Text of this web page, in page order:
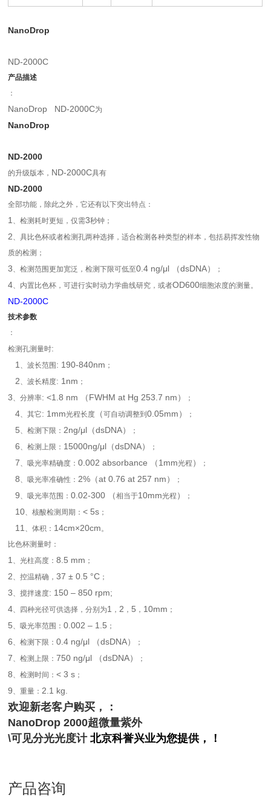
NanoDrop
ND-2000C
产品描述
：
NanoDrop ND-2000C为
NanoDrop
ND-2000
的升级版本， ND-2000C具有
ND-2000
全部功能，除此之外，它还有以下突出特点：
1 、检测耗时更短，仅需3秒钟；
2、具比色杯或者检测孔两种选择，适合检测各种类型的样本，包括易挥发性物
质的检测；
3、检测范围更加宽泛，检测下限可低至0.4 ng/μl （dsDNA） ；
4、内置比色杯，可进行实时动力学曲线研究，或者OD600细胞浓度的测量。
ND-2000C
技术参数
：
检测孔测量时:
1 、波长范围 : 190-840nm ；
2、波长精度: 1nm ；
3、分辨率: <1.8 nm （FWHM at Hg 253.7 nm） ；
4、其它: 1mm光程长度 （可自动调整到0.05mm） ；
5、检测下限：2ng/μl（dsDNA） ；
6、检测上限： 15000ng/μl（dsDNA） ；
7、吸光率精确度：0.002 absorbance （1mm光程 ） ；
8、吸光率准确性：2%（at 0.76 at 257 nm） ；
9、吸光率范围：0.02-300 （相当于10mm光程 ） ；
10、核酸检测周期：< 5s ；
11 、体积： 14cm×20cm。
比色杯测量时：
1 、光柱高度：8.5 mm ；
2、控温精确，37 ± 0.5 °C ；
3、搅拌速度: 150 – 850 rpm;
4、四种光径可供选择，分别为1 ，2 ， 5 ， 10mm ；
5、吸光率范围：0.002 – 1.5 ；
6、检测下限：0.4 ng/μl （dsDNA） ；
7、检测上限： 750 ng/μl （dsDNA） ；
8、检测时间：< 3 s ；
9、重量：2.1 kg.
欢迎新老客户购买，：
NanoDrop 2000超微量紫外
\可见分光光度计北京科誉兴业为您提供，！
产品咨询